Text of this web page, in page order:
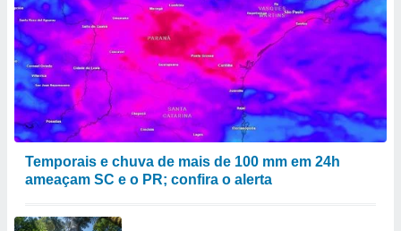
Temporais e chuva de mais de 100 mm em 24h
ameaçam SC e o PR; confira o alerta